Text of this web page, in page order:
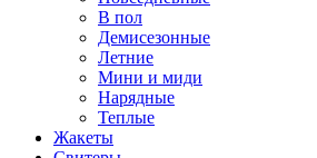
В пол
Демисезонные
Летние
Мини и миди
Нарядные
Теплые
Жакеты